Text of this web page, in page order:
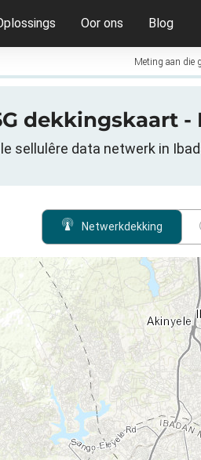
Oor ons Blog
Meting aan die
dekkingskaart
sellulêre data netwerk in
Netwerkdekking